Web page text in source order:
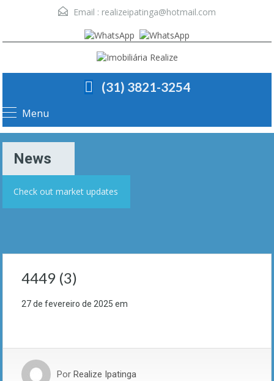
Email : realizeipatinga@hotmail.com
(31) 3821-3254
Menu
News
Check out market updates
4449 (3)
27 de fevereiro de 2025 em
Por Realize Ipatinga